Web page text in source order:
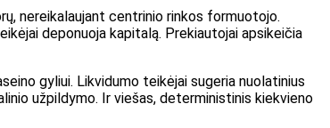
nereikalaujant centrinio rinkos formuotojo.
deponuoja kapitalą. Prekiautojai apsikeičia
gyliui. Likvidumo teikėjai sugeria nuolatinius
užpildymo. Ir viešas, deterministinis kiekvieno